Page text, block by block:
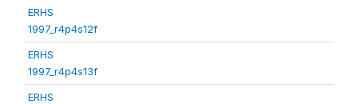
ERHS
1997_r4p4s12f
ERHS
1997_r4p4s13f
ERHS